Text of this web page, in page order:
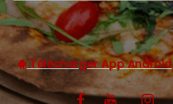
C.G.V
Télécharger App Android